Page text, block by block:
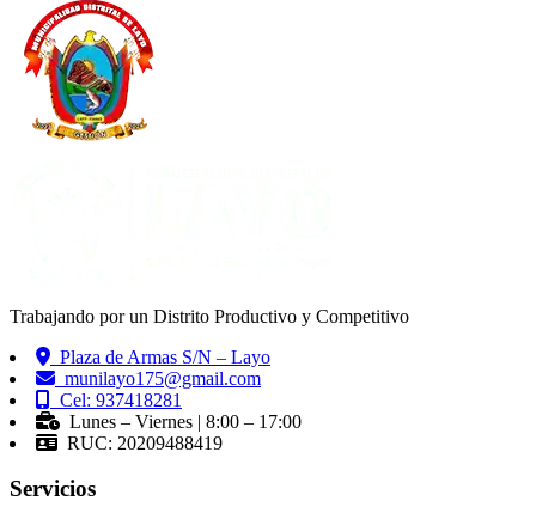
Trabajando por un Distrito Productivo y Competitivo
Plaza de Armas S/N – Layo
munilayo175@gmail.com
Cel: 937418281
Lunes – Viernes | 8:00 – 17:00
RUC: 20209488419
Servicios